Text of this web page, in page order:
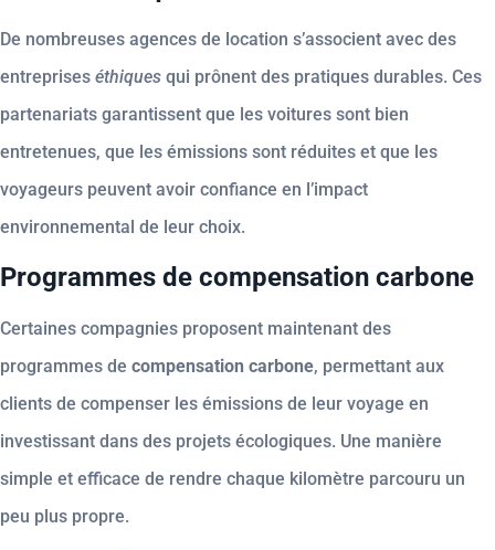
De nombreuses agences de location s’associent avec des
entreprises éthiques qui prônent des pratiques durables. Ces
partenariats garantissent que les voitures sont bien
entretenues, que les émissions sont réduites et que les
voyageurs peuvent avoir confiance en l’impact
environnemental de leur choix.
Programmes de compensation carbone
Certaines compagnies proposent maintenant des
programmes de compensation carbone, permettant aux
clients de compenser les émissions de leur voyage en
investissant dans des projets écologiques. Une manière
simple et efficace de rendre chaque kilomètre parcouru un
peu plus propre.